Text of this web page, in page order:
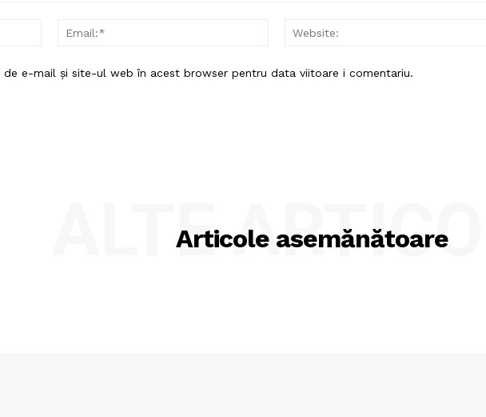
Nume:*
Email:*
de e-mail și site-ul web în acest browser pentru data viitoare i comentariu.
Articole asemănătoare
ALTE